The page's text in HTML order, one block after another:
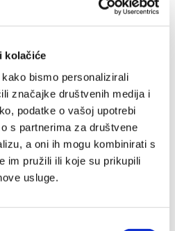
kolačiće
bismo personalizirali
značajke društvenih medija i
podatke o vašoj upotrebi
s partnerima za društvene
a oni ih mogu kombinirati s
im pružili ili koje su prikupili
usluge.
AUTORA
NAKLADNIKA